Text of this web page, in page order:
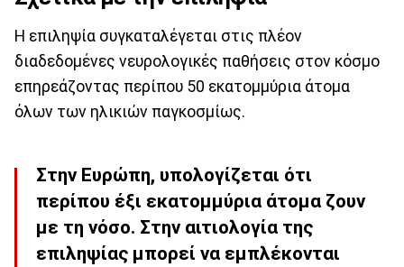
Η επιληψία συγκαταλέγεται στις πλέον
διαδεδομένες νευρολογικές παθήσεις στον κόσμο
επηρεάζοντας περίπου 50 εκατομμύρια άτομα
όλων των ηλικιών παγκοσμίως.
Στην Ευρώπη, υπολογίζεται ότι
περίπου έξι εκατομμύρια άτομα ζουν
με τη νόσο. Στην αιτιολογία της
επιληψίας μπορεί να εμπλέκονται